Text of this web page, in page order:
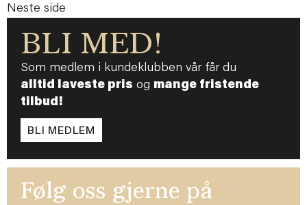
Neste side
BLI MED!
Som medlem i kundeklubben vår får du
alltid laveste pris og mange fristende
tilbud!
BLI MEDLEM
Følg oss gjerne på